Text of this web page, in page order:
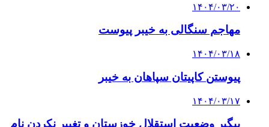
۱۴۰۴/۰۳/۲۰
مهاجم سنگالی به خیبر پیوست
۱۴۰۴/۰۳/۱۸
پیوستن کاپیتان سپاهان به خیبر
۱۴۰۴/۰۳/۱۷
پیگیر وضعیت استقلال خوزستان و تغییر نکردن نام